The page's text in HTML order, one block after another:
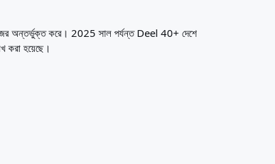
অন্তর্ভুক্ত করে। 2025 সাল পর্যন্ত Deel 40+ দেশে
করা হয়েছে।